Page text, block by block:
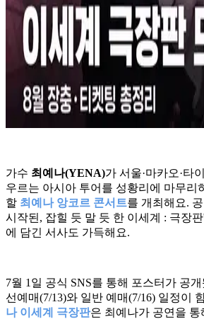
가수 최예나(YENA)가 서울·마카오·타
우르는 아시아 투어를 성황리에 마무리
할 최예나 앙코르 콘서트를 개최해요.
시작된, 잡힐 듯 말 듯 한 이세계 : 극장
에 담긴 서사도 가득해요.
7월 1일 공식 SNS를 통해 포스터가 공
선예매(7/13)와 일반 예매(7/16) 일정이
나 이세계 극장판은 최예나가 공연을